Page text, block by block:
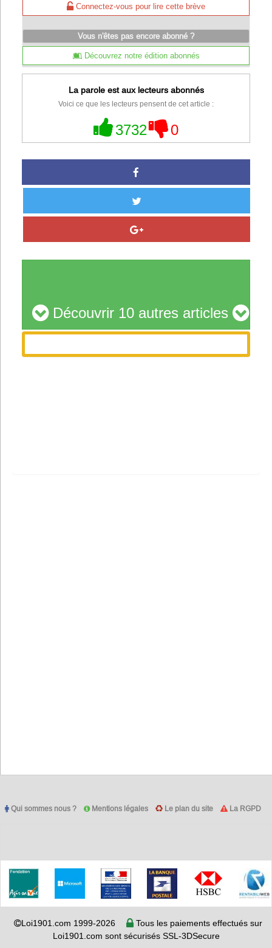
Connectez-vous pour lire cette brève
Vous n'êtes pas encore abonné ?
Découvrez notre édition abonnés
La parole est aux lecteurs abonnés
Voici ce que les lecteurs pensent de cet article :
3732 0
Découvrir 10 autres articles
Qui sommes nous ? Mentions légales Le plan du site La RGPD
Loi1901.com 1999-2026
Tous les paiements effectués sur
Loi1901.com sont sécurisés SSL-3DSecure